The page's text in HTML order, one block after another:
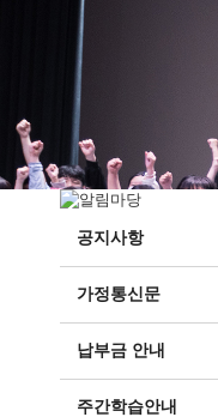
공지사항
가정통신문
납부금 안내
주간학습안내